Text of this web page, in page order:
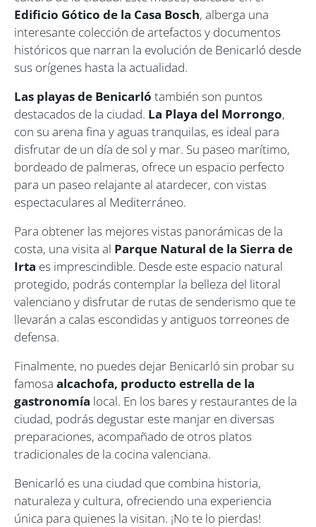
Edificio Gótico de la Casa Bosch, alberga una
interesante colección de artefactos y documentos
históricos que narran la evolución de Benicarló desde
sus orígenes hasta la actualidad.
Las playas de Benicarló también son puntos
destacados de la ciudad. La Playa del Morrongo,
con su arena fina y aguas tranquilas, es ideal para
disfrutar de un día de sol y mar. Su paseo marítimo,
bordeado de palmeras, ofrece un espacio perfecto
para un paseo relajante al atardecer, con vistas
espectaculares al Mediterráneo.
Para obtener las mejores vistas panorámicas de la
costa, una visita al Parque Natural de la Sierra de
Irta es imprescindible. Desde este espacio natural
protegido, podrás contemplar la belleza del litoral
valenciano y disfrutar de rutas de senderismo que te
llevarán a calas escondidas y antiguos torreones de
defensa.
Finalmente, no puedes dejar Benicarló sin probar su
famosa alcachofa, producto estrella de la
gastronomía local. En los bares y restaurantes de la
ciudad, podrás degustar este manjar en diversas
preparaciones, acompañado de otros platos
tradicionales de la cocina valenciana.
Benicarló es una ciudad que combina historia,
naturaleza y cultura, ofreciendo una experiencia
única para quienes la visitan. ¡No te lo pierdas!